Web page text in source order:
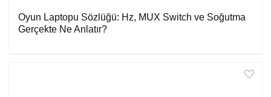
Oyun Laptopu Sözlüğü: Hz, MUX Switch ve Soğutma
Gerçekte Ne Anlatır?